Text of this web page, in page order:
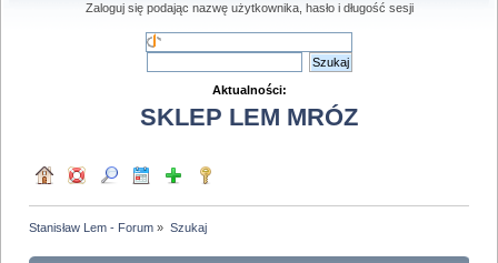
Zaloguj się podając nazwę użytkownika, hasło i długość sesji
Aktualności:
SKLEP LEM MRÓZ
Stanisław Lem - Forum » Szukaj